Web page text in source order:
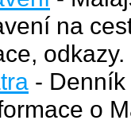
na
odkazy.
-
o